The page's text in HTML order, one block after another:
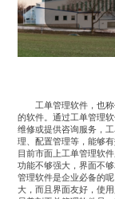
工单管理软件，也
的软件。通过工单管理
维修或提供咨询服务，
理、配置管理等，能够
目前市面上工单管理软
功能不够强大，界面不
管理软件是企业必备的
大，而且界面友好，使